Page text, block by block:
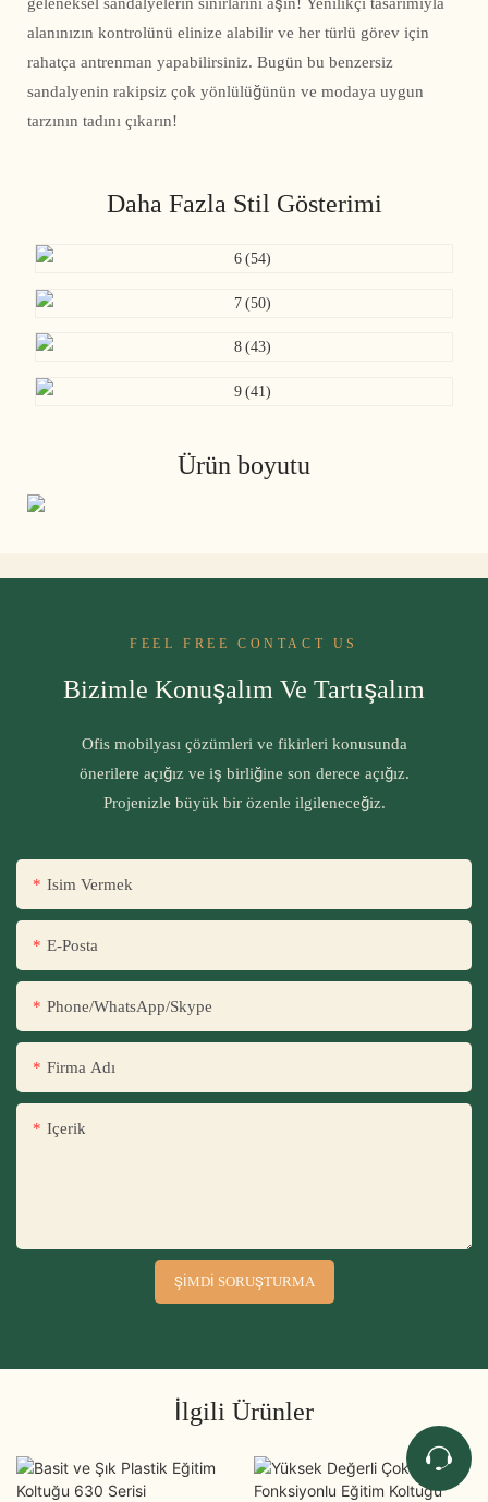
alanınızın kontrolünü elinize alabilir ve her türlü görev için
rahatça antrenman yapabilirsiniz. Bugün bu benzersiz
sandalyenin rakipsiz çok yönlülüğünün ve modaya uygun
tarzının tadını çıkarın!
Daha Fazla Stil Gösterimi
Ürün boyutu
FEEL FREE CONTACT US
Bizimle Konuşalım Ve Tartışalım
Ofis mobilyası çözümleri ve fikirleri konusunda
önerilere açığız ve iş birliğine son derece açığız.
Projenizle büyük bir özenle ilgileneceğiz.
Isim Vermek
E-Posta
Phone/WhatsApp/Skype
Firma Adı
Içerik
ŞIMDI SORUŞTURMA
İlgili Ürünler